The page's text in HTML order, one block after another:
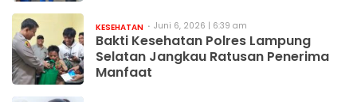
KESEHATAN Juni 6, 2026 | 6:39 am
Bakti Kesehatan Polres Lampung
Selatan Jangkau Ratusan Penerima
Manfaat